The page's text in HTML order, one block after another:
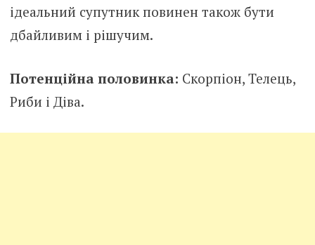
ідеальний супутник повинен також бути
дбайливим і рішучим.
Потенційна половинка: Скорпіон, Телець,
Риби і Діва.